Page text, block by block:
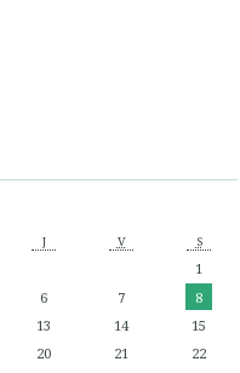
J V S
1
6 7
8
13 14
15
20 21
22